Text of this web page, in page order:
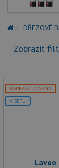
DŘEZOVÉ
Zobrazit
DOPRAVA ZDARMA
V SETU
Laveo